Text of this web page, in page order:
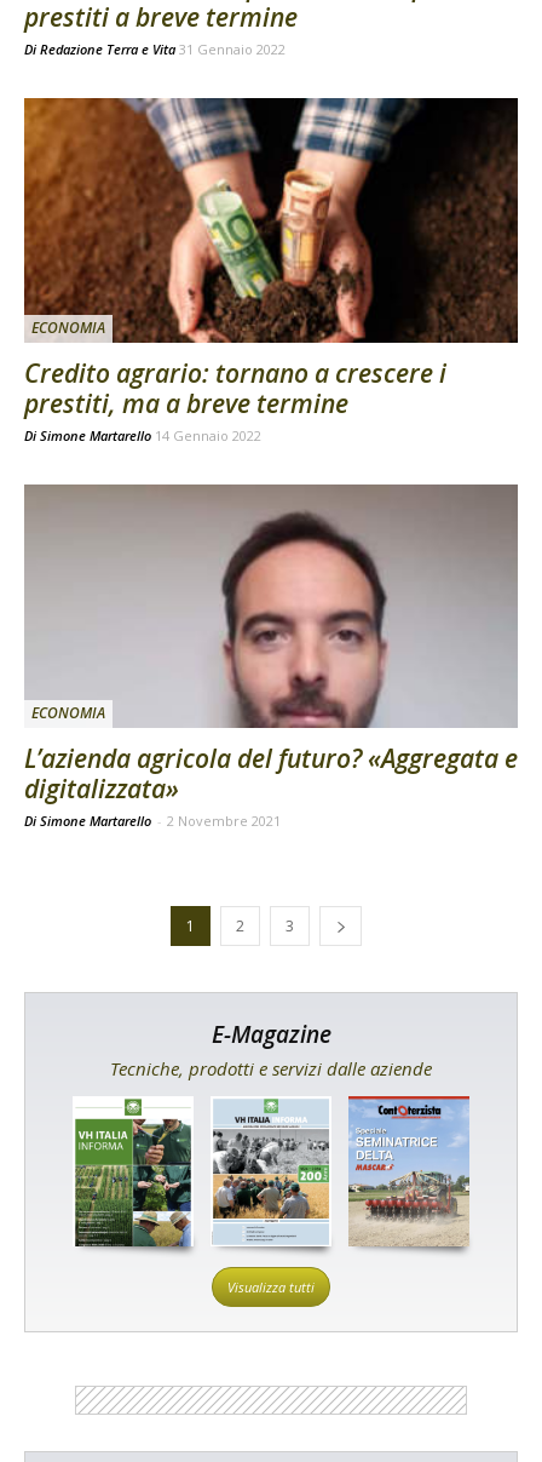
prestiti a breve termine
Di Redazione Terra e Vita 31 Gennaio 2022
ECONOMIA
Credito agrario: tornano a crescere i
prestiti, ma a breve termine
Di Simone Martarello 14 Gennaio 2022
ECONOMIA
L’azienda agricola del futuro? «Aggregata e
digitalizzata»
Di Simone Martarello - 2 Novembre 2021
1 2 3
E-Magazine
Tecniche, prodotti e servizi dalle aziende
Visualizza tutti